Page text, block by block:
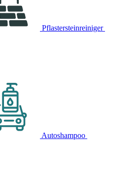
Pflastersteinreiniger
Autoshampoo